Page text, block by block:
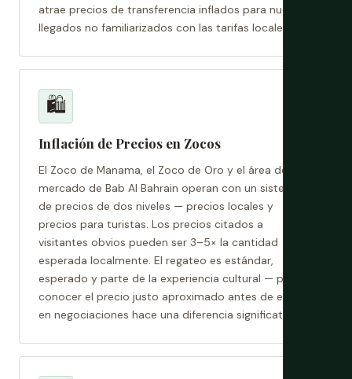
atrae precios de transferencia inflados para nuevos
llegados no familiarizados con las tarifas locales.
🛍️
Inflación de Precios en Zocos
El Zoco de Manama, el Zoco de Oro y el área de
mercado de Bab Al Bahrain operan con un sistema
de precios de dos niveles — precios locales y
precios para turistas. Los precios citados a
visitantes obvios pueden ser 3–5× la cantidad
esperada localmente. El regateo es estándar,
esperado y parte de la experiencia cultural — pero
conocer el precio justo aproximado antes de entrar
en negociaciones hace una diferencia significativa.